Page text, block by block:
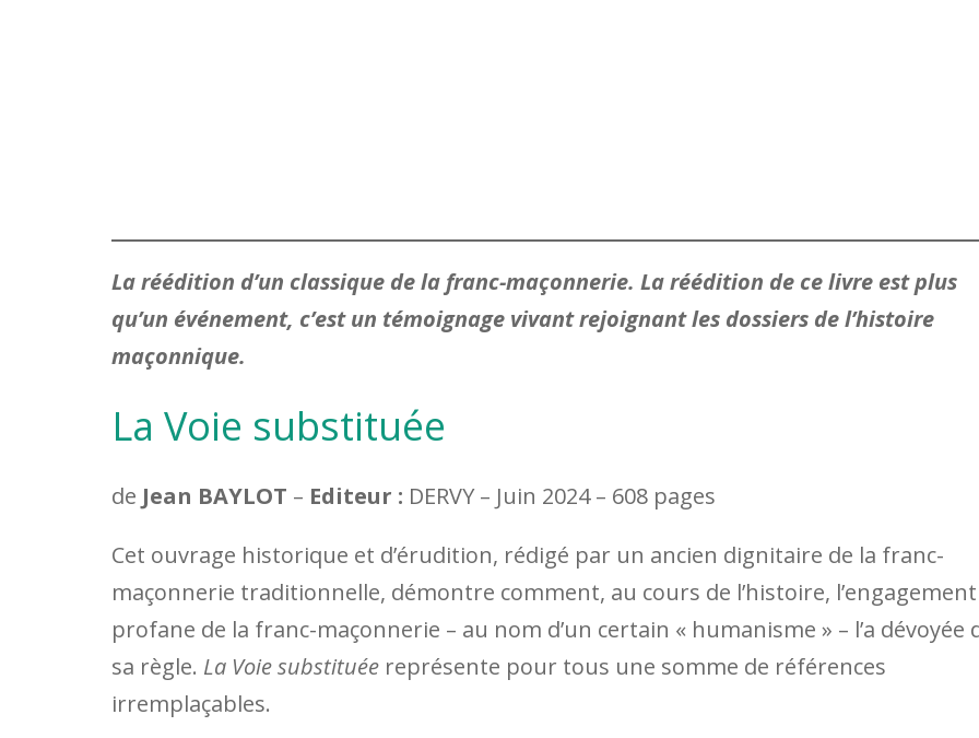
La réédition d’un classique de la franc-maçonnerie. La réédition de ce livre est plus
qu’un événement, c’est un témoignage vivant rejoignant les dossiers de l’histoire
maçonnique.
La Voie substituée
de Jean BAYLOT – Editeur : DERVY – Juin 2024 – 608 pages
Cet ouvrage historique et d’érudition, rédigé par un ancien dignitaire de la franc-
maçonnerie traditionnelle, démontre comment, au cours de l’histoire, l’engagement
profane de la franc-maçonnerie – au nom d’un certain « humanisme » – l’a dévoyée
sa règle. La Voie substituée représente pour tous une somme de références
irremplaçables.